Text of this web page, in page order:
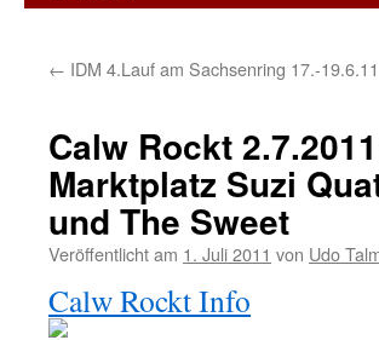
← IDM 4.Lauf am Sachsenring 17.-19.6.11
Calw Rockt
Marktplatz Suzi
und The Sweet
Veröffentlicht am 1. Juli 2011 von Udo
Calw Rockt Info